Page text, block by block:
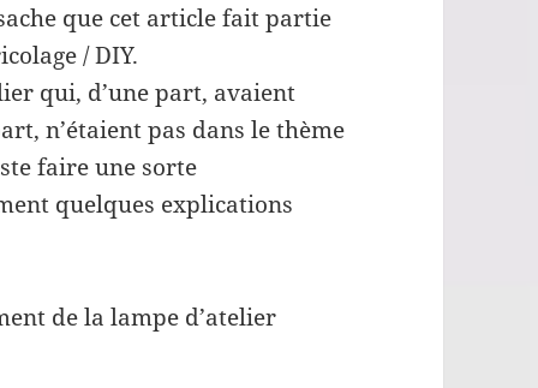
que cet article fait partie
/ DIY.
qui, d’une part, avaient
n’étaient pas dans le thème
faire une sorte
quelques explications
de la lampe d’atelier